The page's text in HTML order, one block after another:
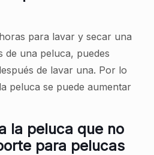
para lavar y secar una
de una peluca, puedes
de lavar una. Por lo
peluca se puede aumentar
la peluca que no
para pelucas